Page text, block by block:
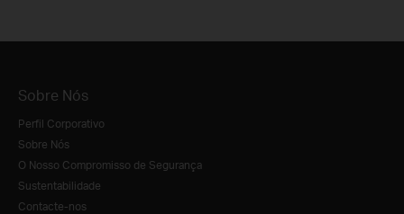
Sobre Nós
Perfil Corporativo
Sobre Nós
O Nosso Compromisso de Segurança
Sustentabilidade
Contacte-nos